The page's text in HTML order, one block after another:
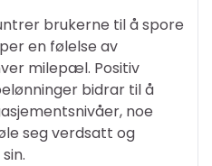
brukerne til å spore
en følelse av
milepæl. Positiv
bidrar til å
noe
seg verdsatt og